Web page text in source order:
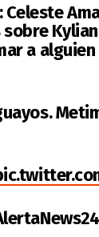
Celeste
a alguien